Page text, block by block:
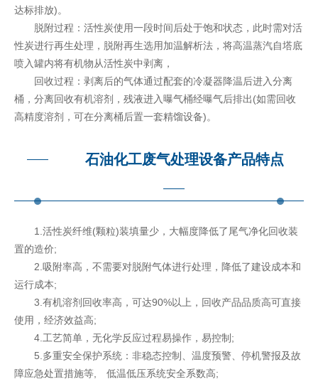
达标排放)。
脱附过程：活性炭使用一段时间后处于饱和状态，此时需对活
性炭进行再生处理，脱附再生选用加温解析法，将高温蒸汽自塔底
喷入罐内将有机物从活性炭中剥离，
回收过程：剥离后的气体通过配套的冷凝器降温后进入分离
桶，分离回收有机溶剂，残液进入曝气桶经曝气后排出(如需回收
高精度溶剂，可在分离桶后置一套精馏设备)。
石油化工废气处理设备产品特点
1.活性炭纤维(颗粒)装填量少，大幅度降低了尾气净化回收装
置的造价;
2.吸附率高，不需要对脱附气体进行处理，降低了建设成本和
运行成本;
3.有机溶剂回收率高，可达90%以上，回收产品品质高可直接
使用，经济效益高;
4.工艺简单，无化学反应过程易操作，易控制;
5.多重安全保护系统：非稳态控制、温度预警、停机警报及故
障应急处置措施等, 低温低压系统安全系数高;